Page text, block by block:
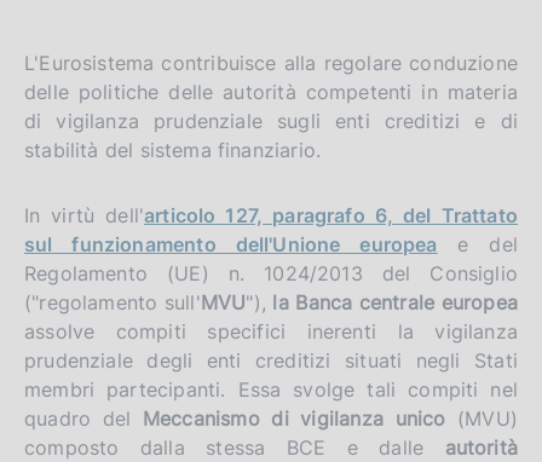
L'Eurosistema contribuisce alla regolare conduzione
delle politiche delle autorità competenti in materia
di vigilanza prudenziale sugli enti creditizi e di
stabilità del sistema finanziario.
In virtù dell'articolo 127, paragrafo 6, del Trattato
sul funzionamento dell'Unione europea e del
Regolamento (UE) n. 1024/2013 del Consiglio
("regolamento sull'MVU"), la Banca centrale europea
assolve compiti specifici inerenti la vigilanza
prudenziale degli enti creditizi situati negli Stati
membri partecipanti. Essa svolge tali compiti nel
quadro del Meccanismo di vigilanza unico (MVU)
composto dalla stessa BCE e dalle autorità